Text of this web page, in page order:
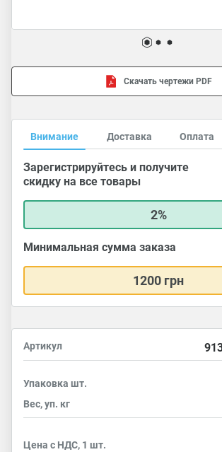
Скачать чертежи PDF
Внимание Доставка Оплата
Зарегистрируйтесь и получите
скидку на все товары
2%
Минимальная сумма заказа
1200 грн
Артикул
Упаковка шт.
Вес, уп. кг
Цена с НДС, 1 шт.